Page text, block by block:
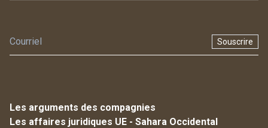
Souscrire
Les arguments des compagnies
Les affaires juridiques UE - Sahara Occidental